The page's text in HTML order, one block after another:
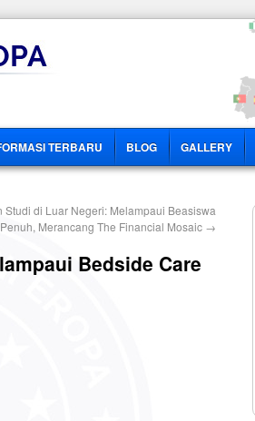
TERBARU BLOG GALLERY
Studi di Luar Negeri: Melampaui Beasiswa
Penuh, Merancang The Financial Mosaic →
Bedside Care